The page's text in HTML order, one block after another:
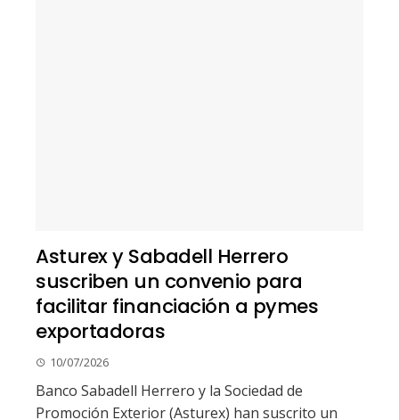
Asturex y Sabadell Herrero
suscriben un convenio para
facilitar financiación a pymes
exportadoras
10/07/2026
Banco Sabadell Herrero y la Sociedad de
Promoción Exterior (Asturex) han suscrito un